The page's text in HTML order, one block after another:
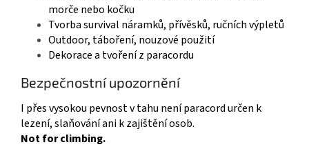
morče nebo kočku
Tvorba survival náramků, přívěsků, ručních výpletů
Outdoor, táboření, nouzové použití
Dekorace a tvoření z paracordu
Bezpečnostní upozornění
I přes vysokou pevnost v tahu není paracord určen k
lezení, slaňování ani k zajištění osob.
Not for climbing.